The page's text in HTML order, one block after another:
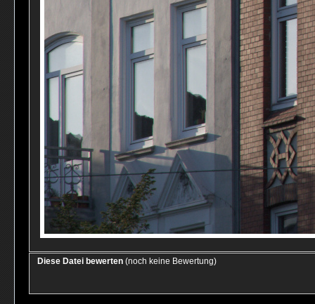
Diese Datei bewerten (noch keine Bewertung)